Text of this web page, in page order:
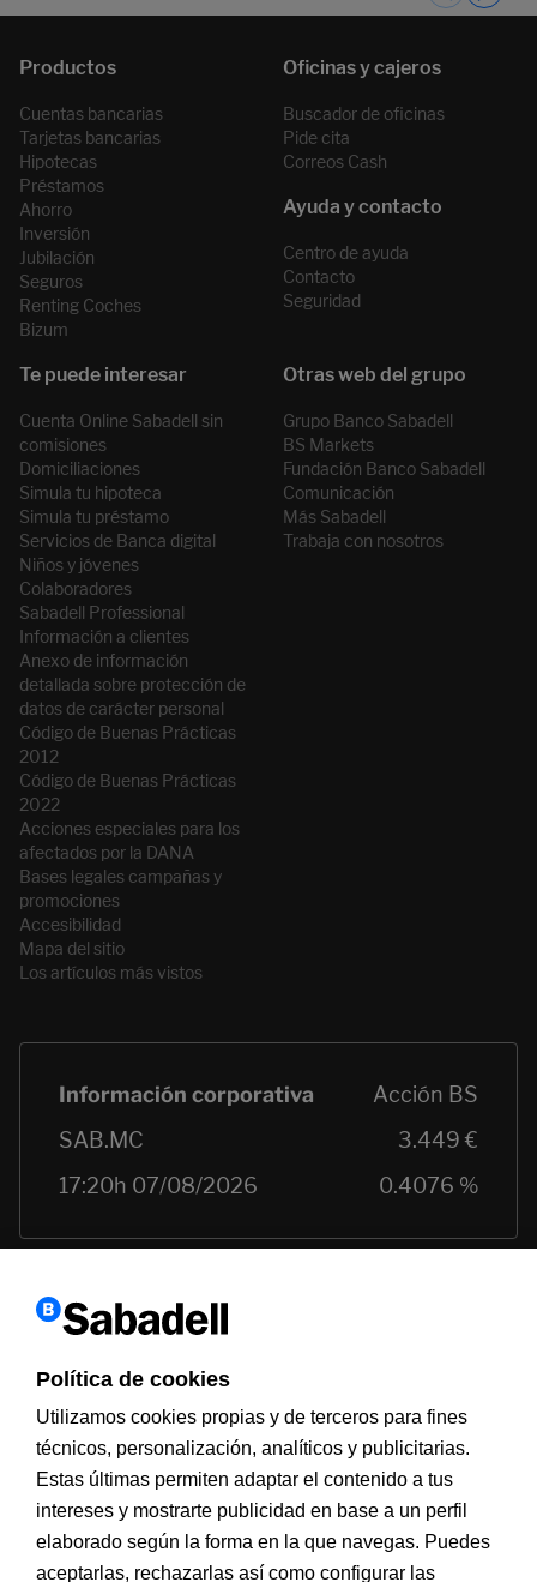
Cuentas bancarias
Tarjetas bancarias
Hipotecas
Préstamos
Ahorro
Inversión
Jubilación
Seguros
Renting Coches
Bizum
Buscador de oficinas
Pide cita
Correos Cash
Centro de ayuda
Contacto
Seguridad
Cuenta Online Sabadell sin
comisiones
Domiciliaciones
Simula tu hipoteca
Simula tu préstamo
Servicios de Banca digital
Niños y jóvenes
Colaboradores
Sabadell Professional
Información a clientes
Anexo de información
detallada sobre protección de
datos de carácter personal
Código de Buenas Prácticas
2012
Código de Buenas Prácticas
2022
Acciones especiales para los
afectados por la DANA
Bases legales campañas y
promociones
Accesibilidad
Mapa del sitio
Los artículos más vistos
Grupo Banco Sabadell
BS Markets
Fundación Banco Sabadell
Comunicación
Más Sabadell
Trabaja con nosotros
Información a clientesPSD2
MIFIDDocumentación PRIIPS
Aviso legalPolítica de cookies
Seguridad Atención al cliente
Política de cookies
Utilizamos cookies propias y de terceros para fines
técnicos, personalización, analíticos y publicitarias.
Estas últimas permiten adaptar el contenido a tus
intereses y mostrarte publicidad en base a un perfil
elaborado según la forma en la que navegas. Puedes
aceptarlas, rechazarlas así como configurar las